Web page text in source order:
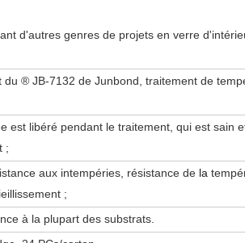
d'autres genres de projets en verre
du ® JB-7132 de Junbond, traitement de
est libéré pendant le traitement, qui est sain
;
aux intempéries, résistance de la
;
à la plupart des substrats.